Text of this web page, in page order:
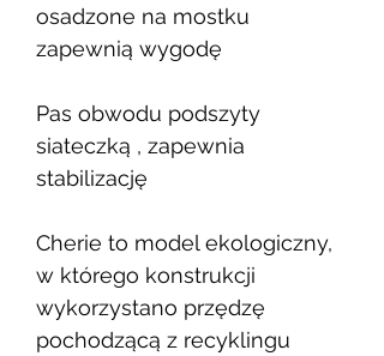
osadzone na mostku
zapewnią wygodę
Pas obwodu podszyty
siateczką , zapewnia
stabilizację
Cherie to model ekologiczny,
w którego konstrukcji
wykorzystano przędzę
pochodzącą z recyklingu